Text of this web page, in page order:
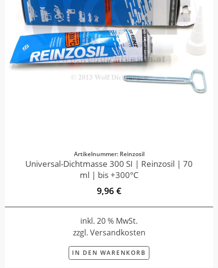
Artikelnummer: Reinzosil
Universal-Dichtmasse 300 SI | Reinzosil | 70
ml | bis +300°C
9,96 €
inkl. 20 % MwSt.
zzgl. Versandkosten
IN DEN WARENKORB